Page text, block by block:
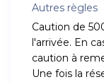
Autres règles
Caution de
l'arrivée. En
caution à
Une fois la